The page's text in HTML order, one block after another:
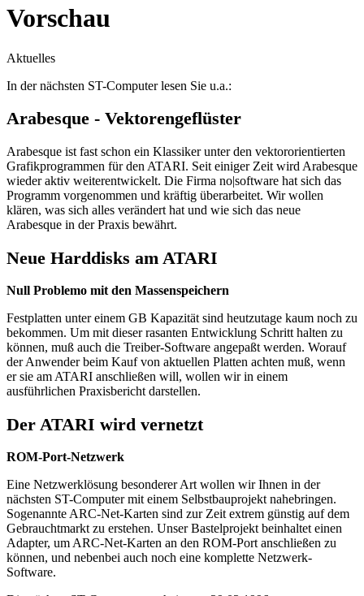
Vorschau
Aktuelles
In der nächsten ST-Computer lesen Sie u.a.:
Arabesque - Vektorengeflüster
Arabesque ist fast schon ein Klassiker unter den vektororientierten
Grafikprogrammen für den ATARI. Seit einiger Zeit wird Arabesque
wieder aktiv weiterentwickelt. Die Firma no|software hat sich das
Programm vorgenommen und kräftig überarbeitet. Wir wollen
klären, was sich alles verändert hat und wie sich das neue
Arabesque in der Praxis bewährt.
Neue Harddisks am ATARI
Null Problemo mit den Massenspeichern
Festplatten unter einem GB Kapazität sind heutzutage kaum noch zu
bekommen. Um mit dieser rasanten Entwicklung Schritt halten zu
können, muß auch die Treiber-Software angepaßt werden. Worauf
der Anwender beim Kauf von aktuellen Platten achten muß, wenn
er sie am ATARI anschließen will, wollen wir in einem
ausführlichen Praxisbericht darstellen.
Der ATARI wird vernetzt
ROM-Port-Netzwerk
Eine Netzwerklösung besonderer Art wollen wir Ihnen in der
nächsten ST-Computer mit einem Selbstbauprojekt nahebringen.
Sogenannte ARC-Net-Karten sind zur Zeit extrem günstig auf dem
Gebrauchtmarkt zu erstehen. Unser Bastelprojekt beinhaltet einen
Adapter, um ARC-Net-Karten an den ROM-Port anschließen zu
können, und nebenbei auch noch eine komplette Netzwerk-
Software.